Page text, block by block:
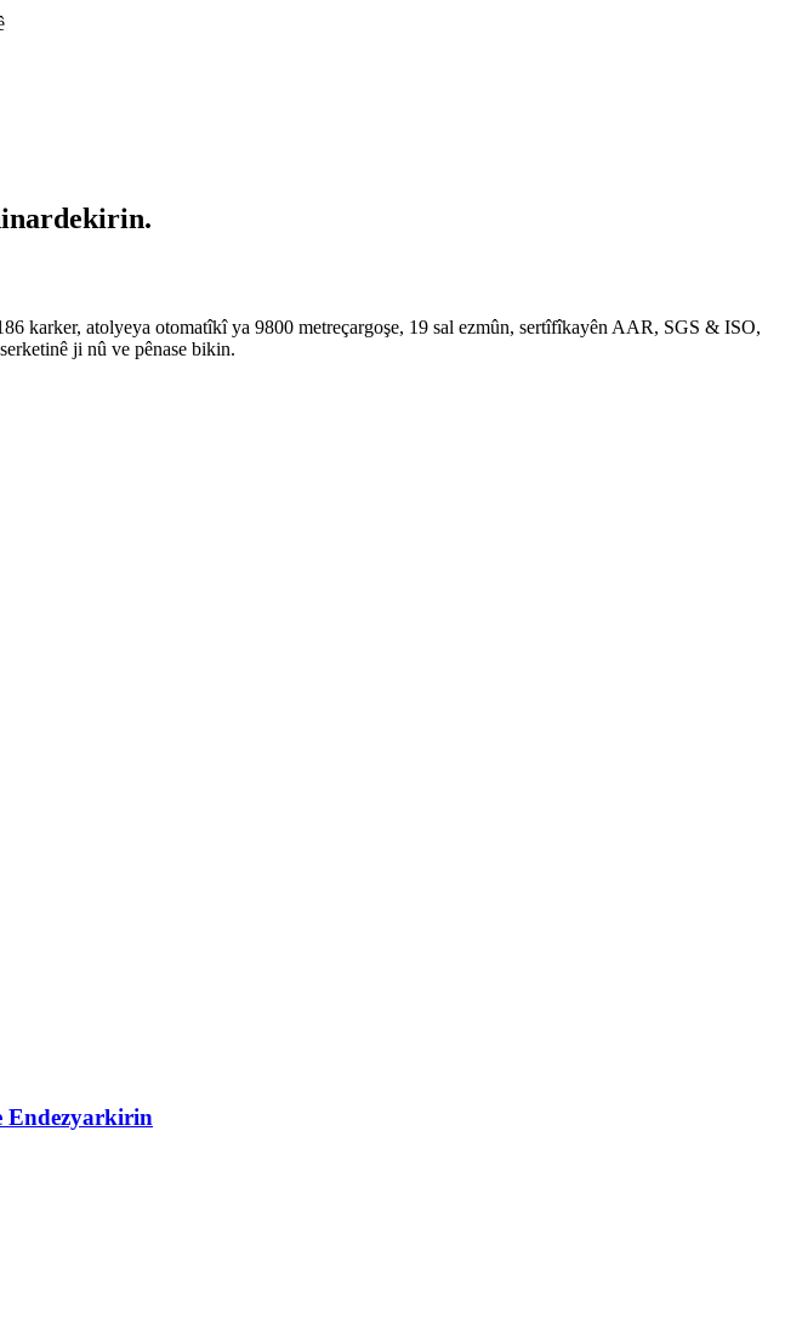
karker, atolyeya otomatîkî ya 9800 metreçargoşe, 19 sal ezmûn, sertîfîkayên AAR, SGS & ISO,
ji nû ve pênase bikin.
Endezyarkirin